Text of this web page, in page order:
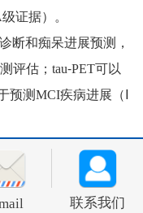
证据）。
断和痴呆进展预测，
评估；tau⁃PET可以
预测MCI疾病进展（Ⅰ
）标志物检测时，
别，排除其他类型来
体病、自身免疫性脑
联系我们